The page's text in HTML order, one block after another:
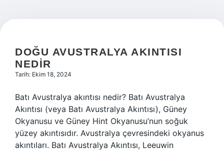
DOĞU AVUSTRALYA AKINTISI
NEDIR
Tarih: Ekim 18, 2024
Batı Avustralya akıntısı nedir? Batı Avustralya
Akıntısı (veya Batı Avustralya Akıntısı), Güney
Okyanusu ve Güney Hint Okyanusu’nun soğuk
yüzey akıntısıdır. Avustralya çevresindeki okyanus
akıntıları. Batı Avustralya Akıntısı, Leeuwin